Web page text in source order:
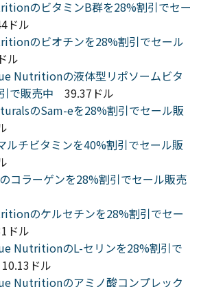
のビタミンB群を28%割引でセー
ドル
のビオチンを28%割引でセール
ル
Nutritionの液体型リポソームビタ
で販売中 39.37ドル
のSam-eを28%割引でセール販
ルチビタミンを40%割引でセール販
コラーゲンを28%割引でセール販売
のケルセチンを28%割引でセー
ドル
NutritionのL-セリンを28%割引で
10.13ドル
Nutritionのアミノ酸コンプレック